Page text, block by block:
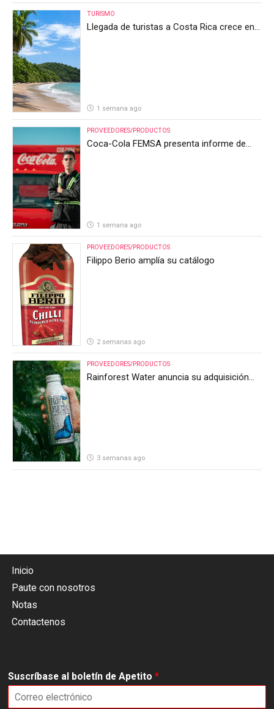
TURISMO
Llegada de turistas a Costa Rica crece en
1 semana ago
PROVEEDORES/PRODUCTOS
Coca-Cola FEMSA presenta informe de
1 semana ago
PROVEEDORES/PRODUCTOS
Filippo Berio amplía su catálogo
2 semanas ago
PROVEEDORES/PRODUCTOS
Rainforest Water anuncia su adquisición
3 semanas ago
Inicio
Paute con nosotros
Notas
Contactenos
Suscríbase al boletín de Apetito *